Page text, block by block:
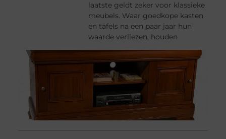
laatste geldt zeker voor klassieke
meubels. Waar goedkope kasten
en tafels na een paar jaar hun
waarde verliezen, houden